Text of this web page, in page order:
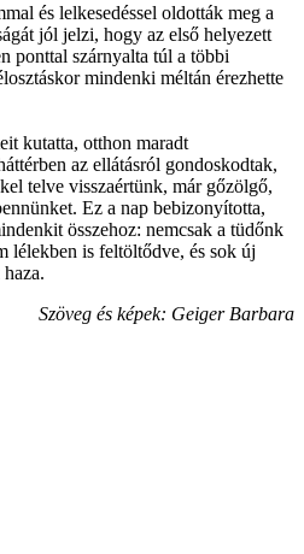
és lelkesedéssel oldották meg a
jól jelzi, hogy az első helyezett
ponttal szárnyalta túl a többi
mindenki méltán érezhette
kutatta, otthon maradt
az ellátásról gondoskodtak,
telve visszaértünk, már gőzölgő,
Ez a nap bebizonyította,
összehoz: nemcsak a tüdőnk
lélekben is feltöltődve, és sok új
Szöveg és képek: Geiger Barbara